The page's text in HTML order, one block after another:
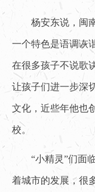
杨安东说，闽
一个特色是语调诙
在很多孩子不说歌
让孩子们进一步深
文化，近些年他也
校。
“小精灵”们面
着城市的发展，很